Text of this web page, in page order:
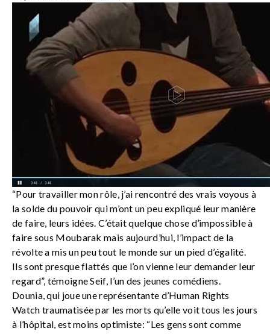
“Pour travailler mon rôle, j’ai rencontré des vrais voyous à
la solde du pouvoir qui m’ont un peu expliqué leur manière
de faire, leurs idées. C’était quelque chose d’impossible à
faire sous Moubarak mais aujourd’hui, l’impact de la
révolte a mis un peu tout le monde sur un pied d’égalité.
Ils sont presque flattés que l’on vienne leur demander leur
regard”, témoigne Seif, l’un des jeunes comédiens.
Dounia, qui joue une représentante d’Human Rights
Watch traumatisée par les morts qu’elle voit tous les jours
à l’hôpital, est moins optimiste: “Les gens sont comme